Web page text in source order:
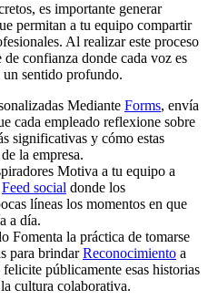
es importante generar
permitan a tu equipo compartir
Al realizar este proceso
confianza donde cada voz es
un sentido profundo.
Mediante Forms, envía
cada empleado reflexione sobre
significativas y cómo estas
la empresa.
Motiva a tu equipo a
Feed social donde los
líneas los momentos en que
a día.
Fomenta la práctica de tomarse
para brindarReconocimiento a
públicamente esas historias
cultura colaborativa.